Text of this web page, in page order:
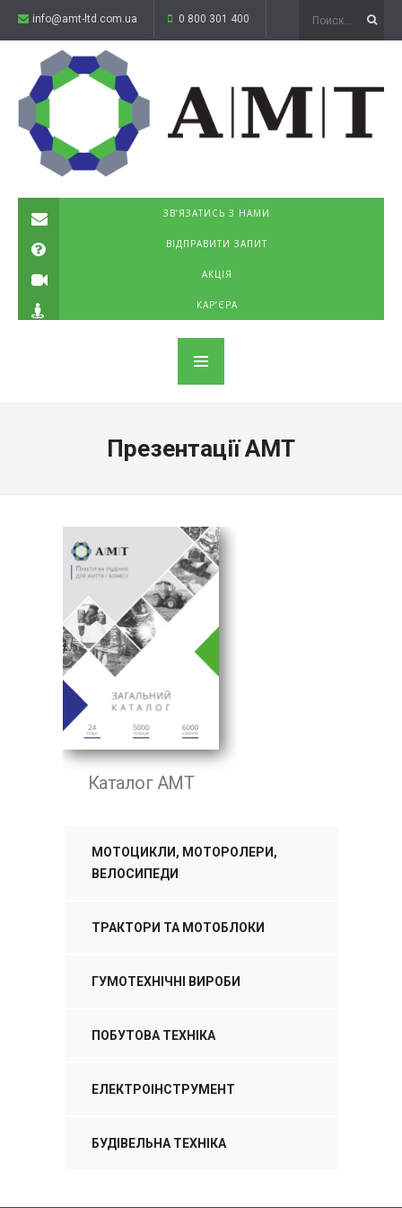
info@amt-ltd.com.ua 0 800 301 400
ЗВ’ЯЗАТИСЬ З НАМИ
ВІДПРАВИТИ ЗАПИТ
АКЦІЯ
КАР’ЄРА
Презентації АМТ
Каталог АМТ
МОТОЦИКЛИ, МОТОРОЛЕРИ,
ВЕЛОСИПЕДИ
ТРАКТОРИ ТА МОТОБЛОКИ
ГУМОТЕХНІЧНІ ВИРОБИ
ПОБУТОВА ТЕХНІКА
ЕЛЕКТРОІНСТРУМЕНТ
БУДІВЕЛЬНА ТЕХНІКА